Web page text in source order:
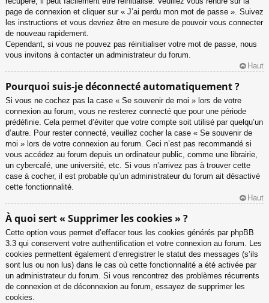
page de connexion et cliquer sur « J’ai perdu mon mot de passe ». Suivez
les instructions et vous devriez être en mesure de pouvoir vous connecter
de nouveau rapidement.
Cependant, si vous ne pouvez pas réinitialiser votre mot de passe, nous
vous invitons à contacter un administrateur du forum.
Haut
Pourquoi suis-je déconnecté automatiquement ?
Si vous ne cochez pas la case « Se souvenir de moi » lors de votre
connexion au forum, vous ne resterez connecté que pour une période
prédéfinie. Cela permet d’éviter que votre compte soit utilisé par quelqu’un
d’autre. Pour rester connecté, veuillez cocher la case « Se souvenir de
moi » lors de votre connexion au forum. Ceci n’est pas recommandé si
vous accédez au forum depuis un ordinateur public, comme une librairie,
un cybercafé, une université, etc. Si vous n’arrivez pas à trouver cette
case à cocher, il est probable qu’un administrateur du forum ait désactivé
cette fonctionnalité.
Haut
À quoi sert « Supprimer les cookies » ?
Cette option vous permet d’effacer tous les cookies générés par phpBB
3.3 qui conservent votre authentification et votre connexion au forum. Les
cookies permettent également d’enregistrer le statut des messages (s’ils
sont lus ou non lus) dans le cas où cette fonctionnalité a été activée par
un administrateur du forum. Si vous rencontrez des problèmes récurrents
de connexion et de déconnexion au forum, essayez de supprimer les
cookies.